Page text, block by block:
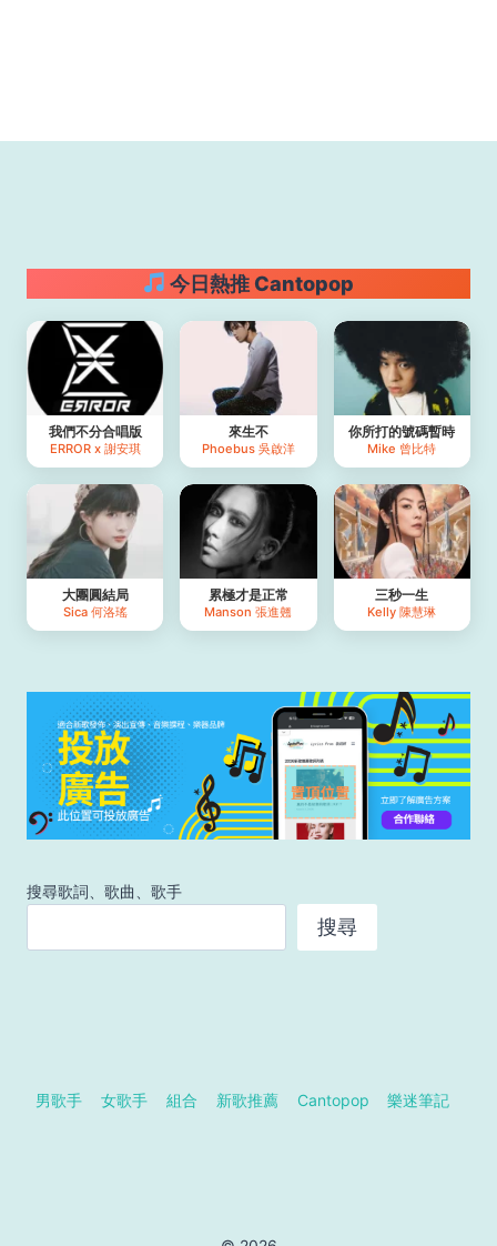
今日熱推 Cantopop
我們不分合唱版
ERROR x 謝安琪
來生不
Phoebus 吳啟洋
你所打的號碼暫時
Mike 曾比特
大團圓結局
Sica 何洛瑤
累極才是正常
Manson 張進翹
三秒一生
Kelly 陳慧琳
搜尋歌詞、歌曲、歌手
搜尋
男歌手 女歌手 組合 新歌推薦 Cantopop 樂迷筆記